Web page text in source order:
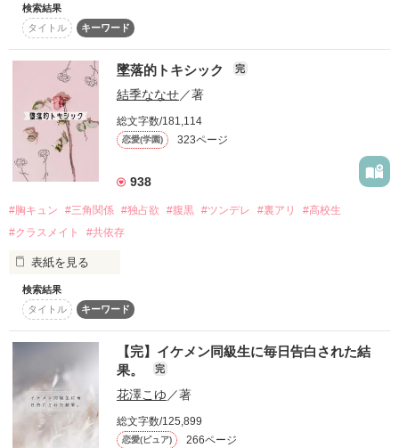
総合ランキング
最高47位
(2015.04.30)
素敵なレビュー
☆なゆすけ☆様
てにまるりこ様
柏氏様
kurumi325様
まどちゃん♔.｡.様
yu_ri_様
優はるな様
スミレ&デイジー様
start 2015.04.10
おまけstart 2015.08.06
おまけend  2015.08.28
榛名 聖里
ﾊﾙﾅ ﾋｼﾞﾘ
- - - - - - - - - ꒰ ♡ ꒱ - - - - - - - - -
誰に対しても一線を引くと噂のクール男子
話に聞いていたのとは大きく違っていて…
「俺だけ超浮かれてる……ごめん」
「遠慮しないで、こっちおいで」
成績は必ず下から10番目以内
(最下位の経験あり)
運動音痴でありバカでヘタレ。
しかし、その容姿と底抜けの明るさがみんなを引きつける人気
ーー本当は、大好きだよーー
｢あっそ、俺だって嫌いだよ、お前の事なんて｣
ー傍にいて、私を見てほしいよーー
キミとの距離を遠ざけて、
時とともにこの想いが消えますように。
˚°ºᵒ•♡•ᵒº°˚♢°ºᵒ•♡•ᵒº°˚♢°ºᵒ•♡•ᵒº°˚
だから今日も……
˚°ºᵒ•♡•ᵒº°˚♢°ºᵒ•♡•ᵒº°˚♢°ºᵒ•♡•ᵒº°˚
レビューありがとうございました･*:.｡:*･♡
わのん♪様
竹久祐様
捺聖様
天川　奏様
ネクタイを片手で緩めて、
不機嫌な瞳が私を捕らえる。
その唇が触れるたび、
甘くて、くるしくて、温かくて、ずるくて。
いつもきまって、不機嫌なキスをする。
◆
・
◆
藍沢　紘
Aizawa Hiro
プレイボーイな最低クズ男
検索結果
タイトル
キーワード
墜落的トキシック 完
結季ななせ／著
総文字数/181,114
恋愛(学園) 323ページ
938
#胸キュン #三角関係 #独占欲 #腹黒 #ツンデレ #裏アリ
#高校生
#クラスメイト
#共依存
表紙を見る
.
「早く、墜ちれば？」
そう言って不敵に笑ったきみになんて
絶対に恋なんかしない
検索結果
タイトル
キーワード
【完】イケメン同級生に毎日告白された結
果。
完
花澤こゆ／著
総文字数/125,899
恋愛(ピュア) 266ページ